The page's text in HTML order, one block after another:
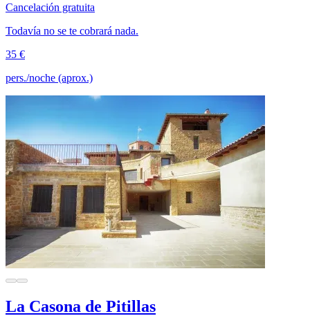
Cancelación gratuita
Todavía no se te cobrará nada.
35 €
pers./noche (aprox.)
La Casona de Pitillas